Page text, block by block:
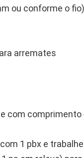
ou conforme o fio)
arremates
com
1 pbx e